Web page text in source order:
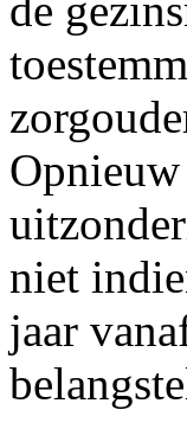
de
niet
jaar